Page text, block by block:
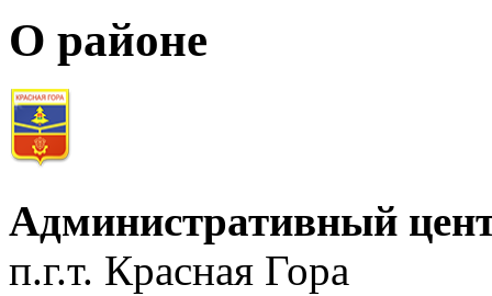
О районе
Административный
п.г.т. Красная Гора